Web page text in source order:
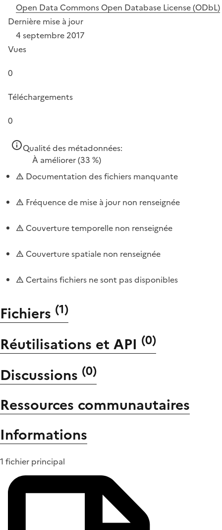
Open Data Commons Open Database License (ODbL)
Dernière mise à jour
4 septembre 2017
Vues
0
Téléchargements
0
Qualité des métadonnées:
À améliorer(33 %)
Documentation des fichiers manquante
Fréquence de mise à jour non renseignée
Couverture temporelle non renseignée
Couverture spatiale non renseignée
Certains fichiers ne sont pas disponibles
Fichiers (1)
Réutilisations et API (0)
Discussions (0)
Ressources communautaires
Informations
1 fichier principal